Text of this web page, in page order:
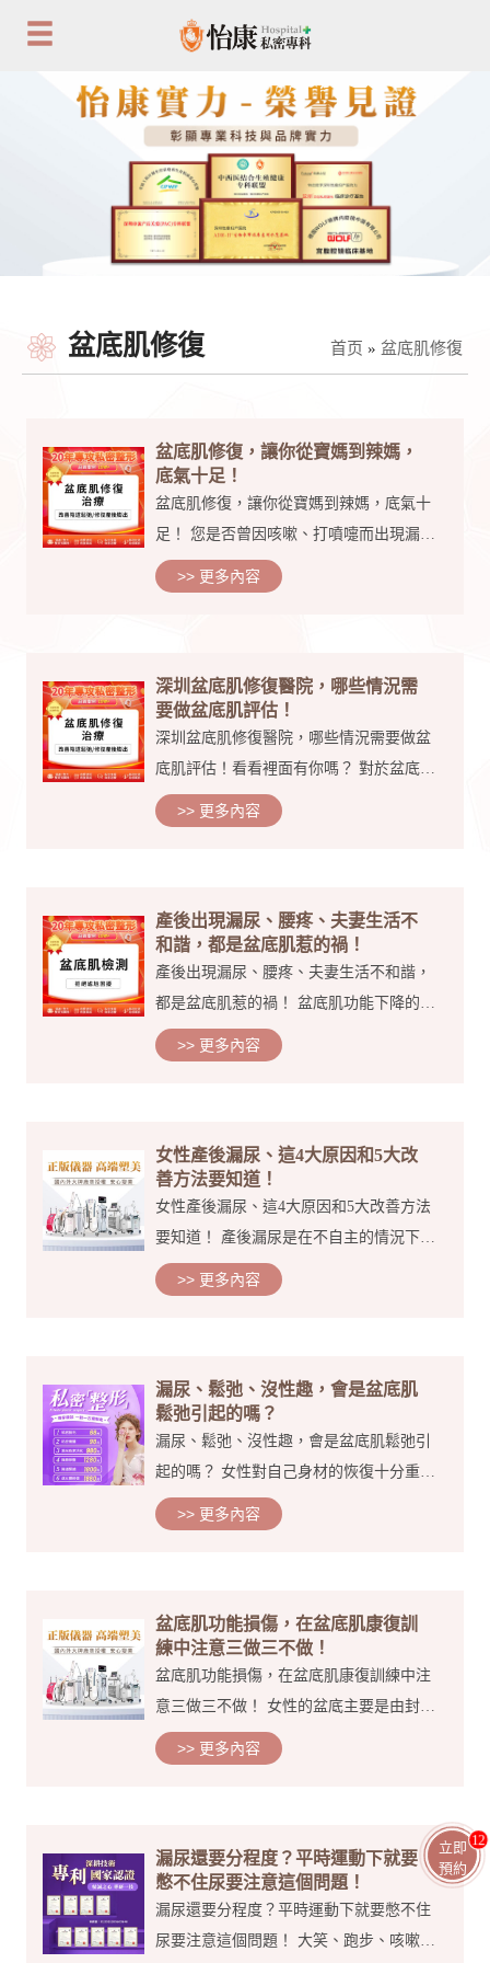
盆底肌修復 首页 » 盆底肌修復
盆底肌修復，讓你從寶媽到辣媽，
底氣十足！
盆底肌修復，讓你從寶媽到辣媽，底氣十
足！ 您是否曾因咳嗽、打噴嚏而出現漏尿
的尷尬情況？ 是否在排便時感到困難，需
要費很大的勁？ 是否在性生活中遭遇過陰
>> 更多內容
深圳盆底肌修復醫院，哪些情況需
要做盆底肌評估！
深圳盆底肌修復醫院，哪些情況需要做盆
底肌評估！看看裡面有你嗎？ 對於盆底肌
檢查可能很多女性朋友都不是很清楚，平
時也沒有怎麼關注這方面，其實盆底肌如
>> 更多內容
產後出現漏尿、腰疼、夫妻生活不
和諧，都是盆底肌惹的禍！
產後出現漏尿、腰疼、夫妻生活不和諧，
都是盆底肌惹的禍！ 盆底肌功能下降的表
現 產後的你，有嗎？ 01、漏尿 不自主漏
尿； 偶有幾滴尿液滴出； 咳嗽、大笑、
>> 更多內容
女性產後漏尿、這4大原因和5大改
善方法要知道！
女性產後漏尿、這4大原因和5大改善方法
要知道！ 產後漏尿是在不自主的情況下出
現了尿液溢出來的情況，很多女性朋友則
會在大笑、打噴嚏、咳嗽、跑步、跳舞、
>> 更多內容
漏尿、鬆弛、沒性趣，會是盆底肌
鬆弛引起的嗎？
漏尿、鬆弛、沒性趣，會是盆底肌鬆弛引
起的嗎？ 女性對自己身材的恢復十分重視
但對於由懷孕和分娩引起的 嚴重影響生活
質量甚至健康的 盆底損傷問題和產後盆底
>> 更多內容
盆底肌功能損傷，在盆底肌康復訓
練中注意三做三不做！
盆底肌功能損傷，在盆底肌康復訓練中注
意三做三不做！ 女性的盆底主要是由封閉
骨盆出口的肌肉和筋膜組成的，就像吊床
一樣，承托著膀胱、子宮、直腸等盆腔器
>> 更多內容
漏尿還要分程度？平時運動下就要
憋不住尿要注意這個問題！
漏尿還要分程度？平時運動下就要憋不住
尿要注意這個問題！ 大笑、跑步、咳嗽、
立即
預約
11